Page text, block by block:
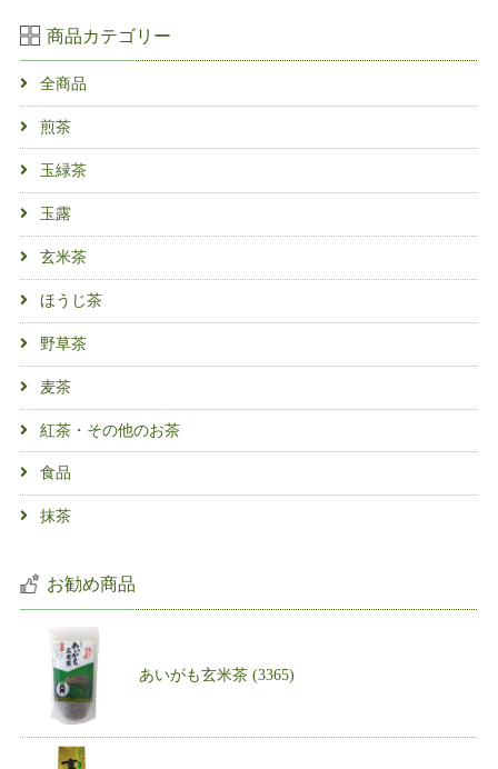
商品カテゴリー
全商品
煎茶
玉緑茶
玉露
玄米茶
ほうじ茶
野草茶
麦茶
紅茶・その他のお茶
食品
抹茶
お勧め商品
あいがも玄米茶 (3365)